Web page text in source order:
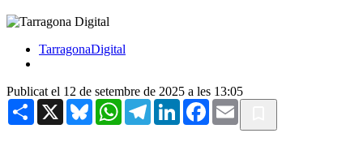
TarragonaDigital
Publicat el 12 de setembre de 2025 a les 13:05
Share X BlueskyWhatsAppTelegramLinkedInFacebook
Email